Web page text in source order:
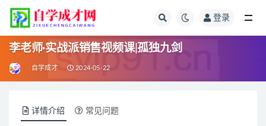
登录
李老师·实战派销售视频课|孤独九剑
自学成才 2024-05-22
详情介绍 常见问题